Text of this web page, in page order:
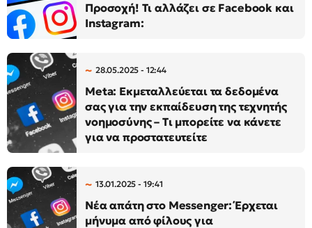
Προσοχή! Τι αλλάζει σε Facebook και
Instagram:
28.05.2025 - 12:44
Meta: Εκμεταλλεύεται τα δεδομένα
σας για την εκπαίδευση της τεχνητής
νοημοσύνης – Τι μπορείτε να κάνετε
για να προστατευτείτε
13.01.2025 - 19:41
Νέα απάτη στο Messenger: Έρχεται
μήνυμα από φίλους για